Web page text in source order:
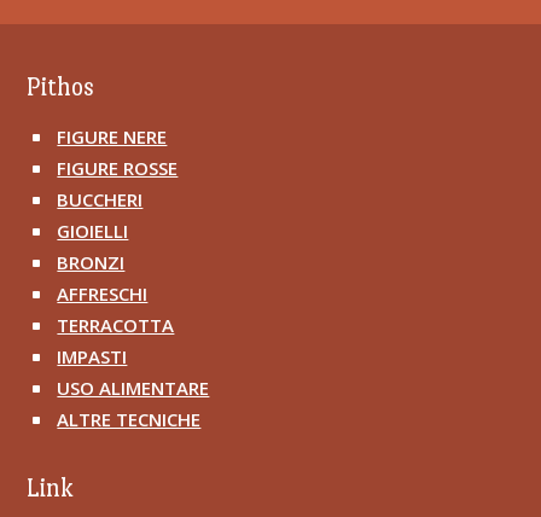
Pithos
^ FIGURE NERE
^ FIGURE ROSSE
^ BUCCHERI
^ GIOIELLI
^ BRONZI
^ AFFRESCHI
^ TERRACOTTA
^ IMPASTI
^ USO ALIMENTARE
^ ALTRE TECNICHE
Link